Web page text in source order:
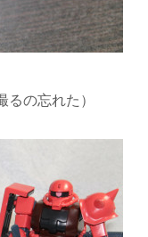
の忘れた）